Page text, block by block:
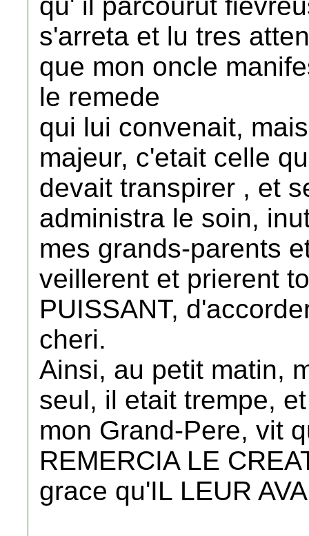
s'arreta et lu tres
que mon oncle
le remede
qui lui convenait,
majeur, c'etait celle
devait transpirer , et
administra le soin,
mes grands-parents
veillerent et prierent
PUISSANT,
cheri.
Ainsi, au petit matin,
seul, il etait trempe,
mon Grand-Pere, vit
REMERCIA LE
grace qu'IL LEUR